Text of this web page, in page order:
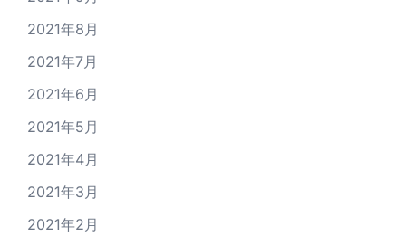
2021年8月
2021年7月
2021年6月
2021年5月
2021年4月
2021年3月
2021年2月